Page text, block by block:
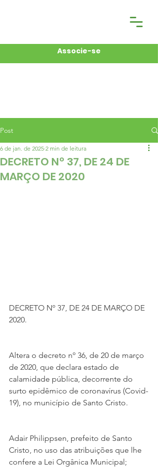
Associe-se
Post
DECRETO Nº 37, DE 24 DE
MARÇO DE 2020
6 de jan. de 2025 2 min de leitura
DECRETO Nº 37, DE 24 DE MARÇO DE
2020.
Altera o decreto nº 36, de 20 de março
de 2020, que declara estado de
calamidade pública, decorrente do
surto epidêmico de coronavírus (Covid-
19), no município de Santo Cristo.
Adair Philippsen, prefeito de Santo
Cristo, no uso das atribuições que lhe
confere a Lei Orgânica Municipal;